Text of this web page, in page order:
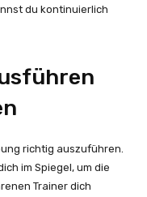
du kontinuierlich
richtig auszuführen.
im Spiegel, um die
Trainer dich